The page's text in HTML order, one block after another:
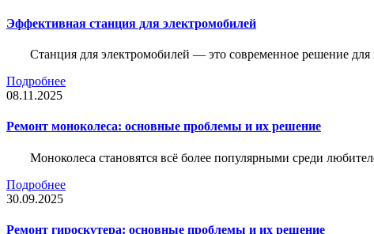
Эффективная станция для электромобилей
Станция для электромобилей — это современное решение
Подробнее
08.11.2025
Ремонт моноколеса: основные проблемы и их решение
Моноколеса становятся всё более популярными среди
Подробнее
30.09.2025
Ремонт гироскутера: основные проблемы и их решение